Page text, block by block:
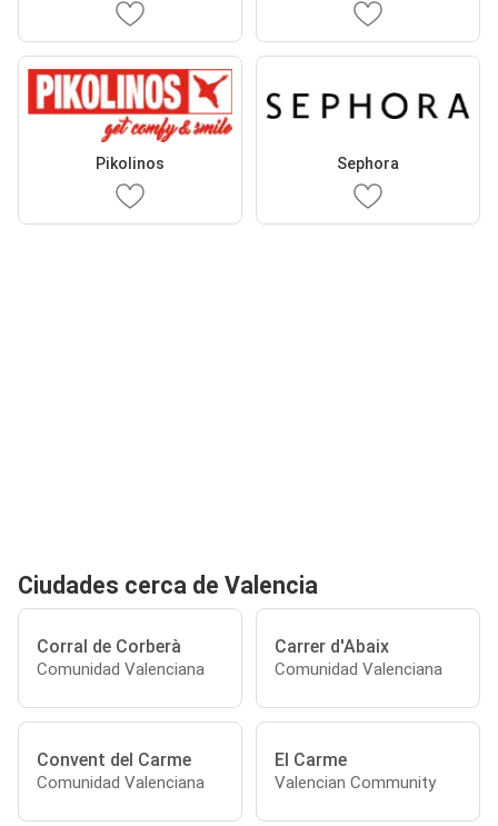
Pikolinos Sephora
Ciudades cerca de Valencia
Corral de Corberà
Comunidad Valenciana
Carrer d'Abaix
Comunidad Valenciana
Convent del Carme
Comunidad Valenciana
El Carme
Valencian Community